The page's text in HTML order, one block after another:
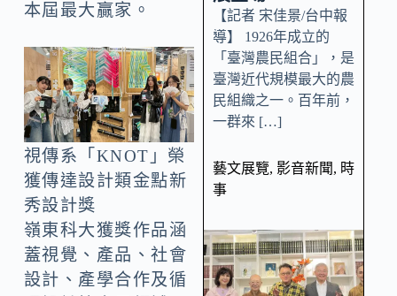
本屆最大贏家。
視傳系「KNOT」榮
獲傳達設計類金點新
秀設計獎
嶺東科大獲獎作品涵
蓋視覺、產品、社會
設計、產學合作及循
【記者 宋佳景/台中報
導】 1926年成立的
「臺灣農民組合」，是
臺灣近代規模最大的農
民組織之一。百年前，
一群來 […]
藝文展覽, 影音新聞, 時
事